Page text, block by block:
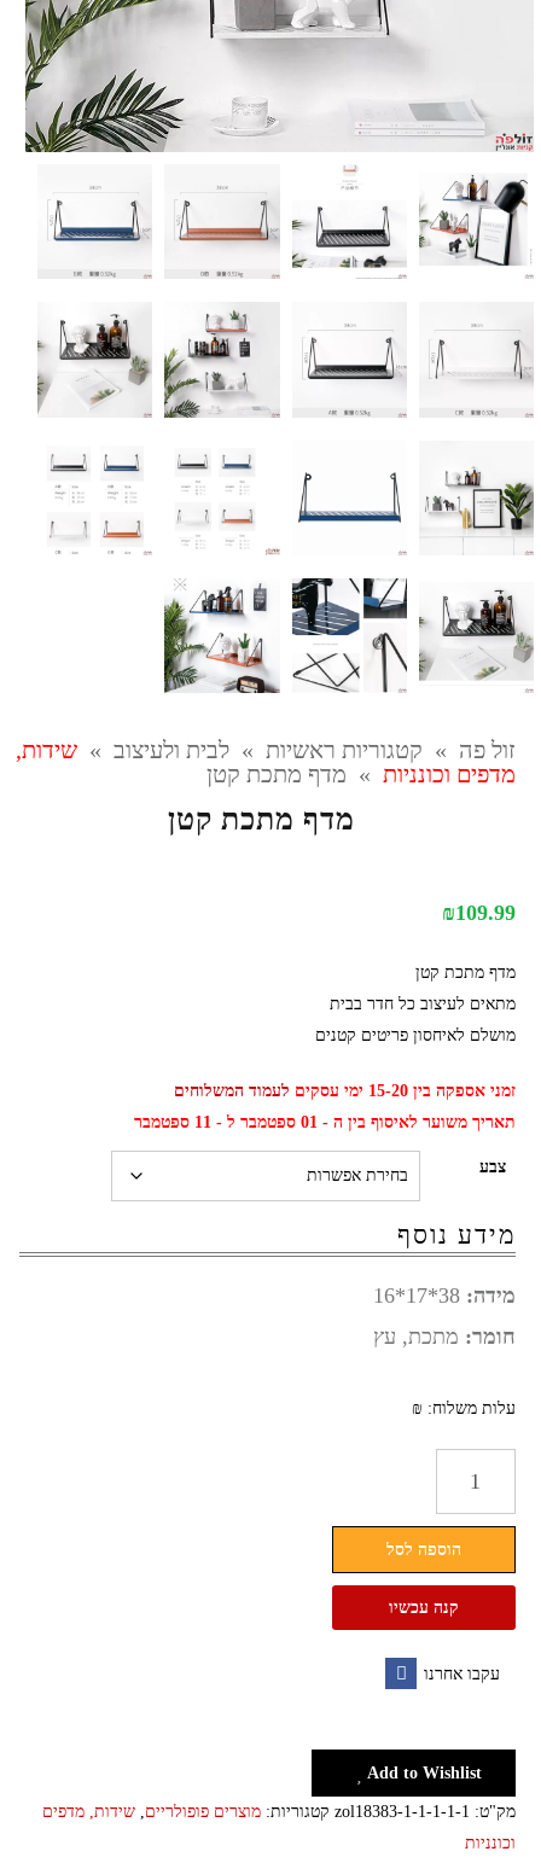
זול פה » קטגוריות ראשיות » לבית ולעיצוב » שידות,
מדפים וכונניות » מדף מתכת קטן
מדף מתכת קטן
₪109.99
מדף מתכת קטן
מתאים לעיצוב כל חדר בבית
מושלם לאיחסון פריטים קטנים
זמני אספקה בין 15-20 ימי עסקים
לעמוד המשלוחים
תאריך משוער לאיסוף בין ה - 01 ספטמבר ל - 11 ספטמבר
צבע
מידע נוסף
מידה: 38*17*16
חומר: מתכת, עץ
עלות משלוח: ₪
מדף
קטן
הוספה לסל
קנה עכשיו
עקבו אחרנו
Add to Wishlist
מק"ט: zol18383-1-1-1-1-1 קטגוריות: מוצרים פופולריים, שידות, מדפים
וכונניות